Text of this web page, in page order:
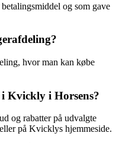
og som gave
hvor man kan købe
Kvickly i Horsens?
og rabatter på udvalgte
på Kvicklys hjemmeside.